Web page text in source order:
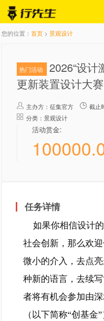
您的位置： 首页 > 景观设计
热门活动
2026“设计
更新装置设计大赛
主办方： 征集官方
截止
分类：景观设计
活动赏金:
任务详情
如果你相信设计的
社会创新，那么欢
微小的介入，去点
种新的语言，去续
者将有机会参加由
（以下简称“创基金